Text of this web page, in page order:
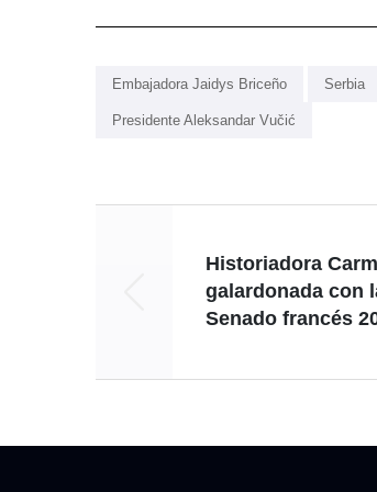
Embajadora Jaidys Briceño Serbia
Presidente Aleksandar Vučić
Historiadora
galardonada con
Senado francés